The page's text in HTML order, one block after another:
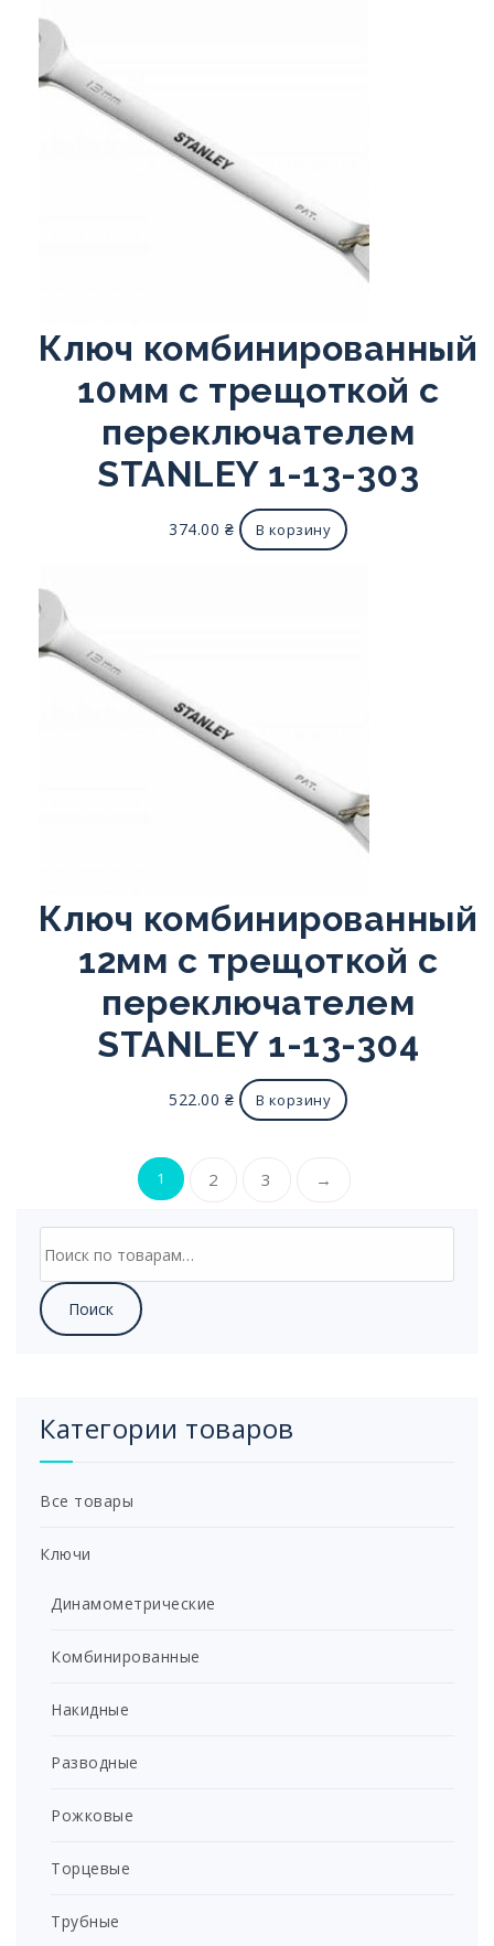
Ключ комбинированный
10мм с трещоткой с
переключателем
STANLEY 1-13-303
374.00 ₴ В корзину
Ключ комбинированный
12мм с трещоткой с
переключателем
STANLEY 1-13-304
522.00 ₴ В корзину
1 2 3 →
Поиск
Категории товаров
Все товары
Ключи
Динамометрические
Комбинированные
Накидные
Разводные
Рожковые
Торцевые
Трубные